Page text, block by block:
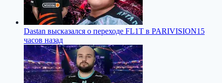
Dastan высказался о переходе FL1T в PARIVISION15
часов назад